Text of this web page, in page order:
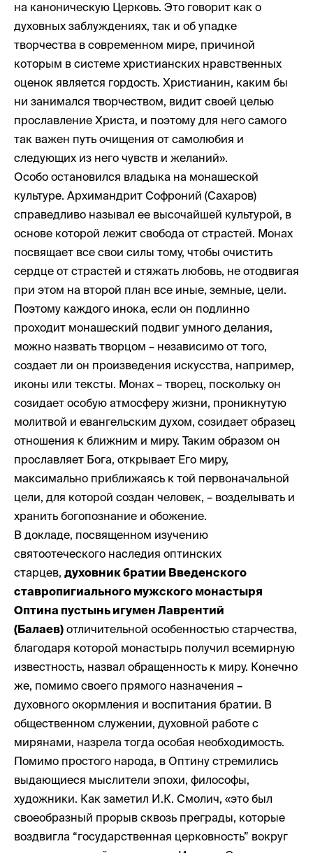
на каноническую Церковь. Это говорит как о
духовных заблуждениях, так и об упадке
творчества в современном мире, причиной
которым в системе христианских нравственных
оценок является гордость. Христианин, каким бы
ни занимался творчеством, видит своей целью
прославление Христа, и поэтому для него самого
так важен путь очищения от самолюбия и
следующих из него чувств и желаний».
Особо остановился владыка на монашеской
культуре. Архимандрит Софроний (Сахаров)
справедливо называл ее высочайшей культурой, в
основе которой лежит свобода от страстей. Монах
посвящает все свои силы тому, чтобы очистить
сердце от страстей и стяжать любовь, не отодвигая
при этом на второй план все иные, земные, цели.
Поэтому каждого инока, если он подлинно
проходит монашеский подвиг умного делания,
можно назвать творцом – независимо от того,
создает ли он произведения искусства, например,
иконы или тексты. Монах – творец, поскольку он
созидает особую атмосферу жизни, проникнутую
молитвой и евангельским духом, созидает образец
отношения к ближним и миру. Таким образом он
прославляет Бога, открывает Его миру,
максимально приближаясь к той первоначальной
цели, для которой создан человек, – возделывать и
хранить богопознание и обожение.
В докладе, посвященном изучению
святоотеческого наследия оптинских
старцев, духовник братии Введенского
ставропигиального мужского монастыря
Оптина пустынь игумен Лаврентий
(Балаев) отличительной особенностью старчества,
благодаря которой монастырь получил всемирную
известность, назвал обращенность к миру. Конечно
же, помимо своего прямого назначения –
духовного окормления и воспитания братии. В
общественном служении, духовной работе с
мирянами, назрела тогда особая необходимость.
Помимо простого народа, в Оптину стремились
выдающиеся мыслители эпохи, философы,
художники. Как заметил И.К. Смолич, «это был
своеобразный прорыв сквозь преграды, которые
воздвигла “государственная церковность” вокруг